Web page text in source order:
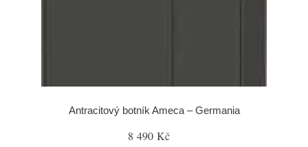
Antracitový botník Ameca – Germania
8 490 Kč